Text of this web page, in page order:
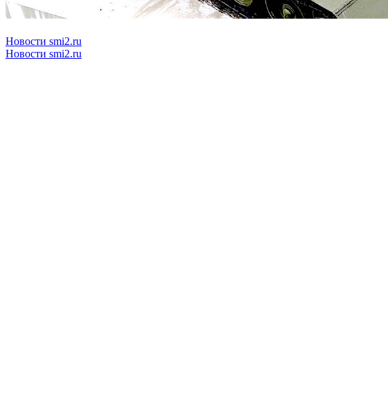
Новости smi2.ru
Новости smi2.ru